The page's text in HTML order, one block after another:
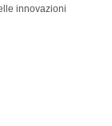
innovazioni